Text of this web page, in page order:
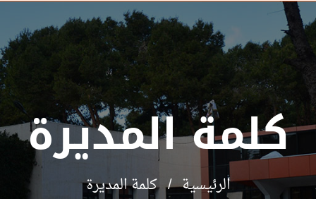
كلمة المديرة
الرئيسية كلمة المديرة